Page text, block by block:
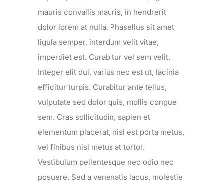
mauris convallis mauris, in hendrerit
dolor lorem at nulla. Phasellus sit amet
ligula semper, interdum velit vitae,
imperdiet est. Curabitur vel sem velit.
Integer elit dui, varius nec est ut, lacinia
efficitur turpis. Curabitur ante tellus,
vulputate sed dolor quis, mollis congue
sem. Cras sollicitudin, sapien et
elementum placerat, nisl est porta metus,
vel finibus nisl metus at tortor.
Vestibulum pellentesque nec odio nec
posuere. Sed a venenatis lacus, molestie